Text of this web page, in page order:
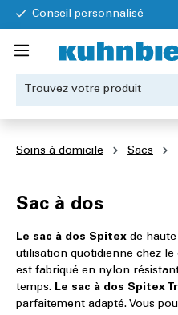
Conseil personnalisé
Soins à domicile Sacs
Sac à dos
Le sac à dos Spitex de
utilisation quotidienne chez le
est fabriqué en nylon
temps. Le sac à dos Spitex
parfaitement adapté. Vous